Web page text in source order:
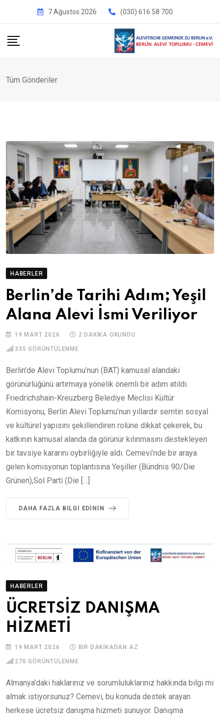
7 Ağustos 2026 (030) 616 58 700
Tüm Gönderiler
HABERLER
Berlin’de Tarihi Adım; Yeşil
Alana Alevi İsmi Veriliyor
19 MART 2026 2 DAKIKA OKUNDU
335 GÖRÜNTÜLENME
Berlin’de Alevi Toplumu’nun (BAT) kamusal alandaki
görünürlüğünü artırmaya yönelik önemli bir adım atıldı.
Friedrichshain-Kreuzberg Belediye Meclisi Kültür
Komisyonu, Berlin Alevi Toplumu’nun yıllardır semtin sosyal
ve kültürel yapısını şekillendiren rolüne dikkat çekerek, bu
katkının kamusal alanda da görünür kılınmasını destekleyen
bir tavsiye kararını oybirliğiyle aldı. Cemevi’nde bir araya
gelen komisyonun toplantısına Yeşiller (Bündnis 90/Die
Grünen),Sol Parti (Die […]
DAHA FAZLA BILGI EDININ
HABERLER
ÜCRETSİZ DANIŞMA
HİZMETİ
19 MART 2026 BIR DAKIKADAN AZ
270 GÖRÜNTÜLENME
Almanya’daki haklarınız ve sorumluluklarınız hakkında bilgi mi
almak istiyorsunuz? Cemevi, bu konuda destek arayan
herkese ücretsiz danışma hizmeti sunuyor. Danışma